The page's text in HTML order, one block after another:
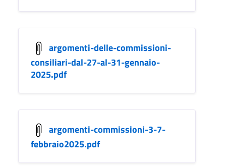
argomenti-delle-commissioni-
consiliari-dal-27-al-31-gennaio-
2025.pdf
argomenti-commissioni-3-7-
febbraio2025.pdf